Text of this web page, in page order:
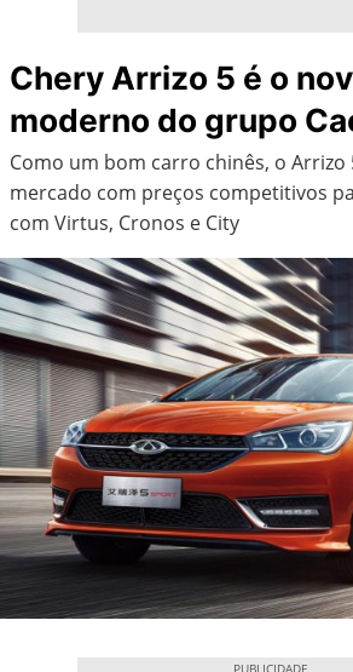
Chery Arrizo 5 é o
moderno do grupo
Como um bom carro chinês, o Arrizo
mercado com preços competitivos
com Virtus, Cronos e City